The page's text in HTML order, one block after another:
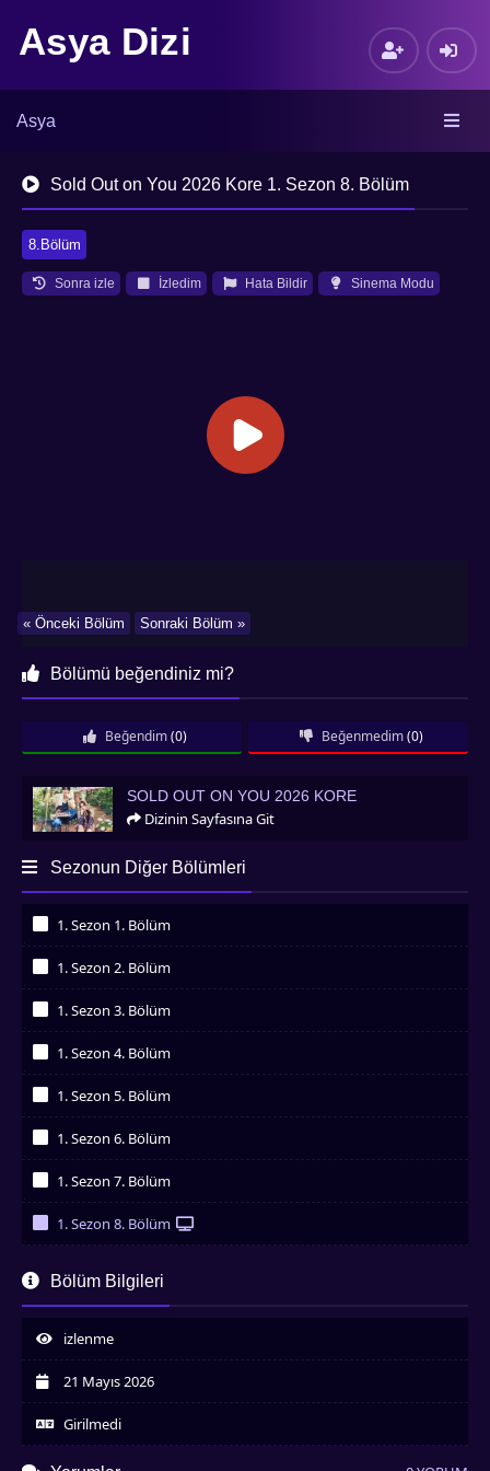
Asya Dizi
Asya
Sold Out on You 2026 Kore 1. Sezon 8. Bölüm
8.Bölüm
Sonra izle İzledim Hata Bildir Sinema Modu
Sonraki Bölüm »
« Önceki Bölüm
Bölümü beğendiniz mi?
Beğendim (0) Beğenmedim (0)
Sold Out on You 2026 Kore
SOLD OUT ON YOU 2026 KORE
Dizinin Sayfasına Git
Sezonun Diğer Bölümleri
1. Sezon 1. Bölüm
1. Sezon 2. Bölüm
1. Sezon 3. Bölüm
1. Sezon 4. Bölüm
1. Sezon 5. Bölüm
1. Sezon 6. Bölüm
1. Sezon 7. Bölüm
1. Sezon 8. Bölüm
İzledim
İzledim
1. Sezon 10. Bölüm
İzledim
Bölüm Bilgileri
izlenme
21 Mayıs 2026
Girilmedi